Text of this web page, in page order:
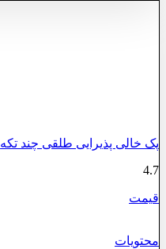
پک خالی پذیرایی طلقی چند تکه
4.7
قیمت
محتویات